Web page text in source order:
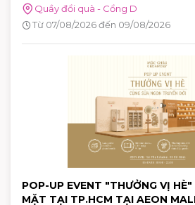
Celadon.
Quầy đổi quà - Cổng D
Từ 07/08/2026 đến 09/08/2026
POP-UP EVENT "THƯỞNG VỊ
MẶT TẠI TP.HCM TẠI AEON